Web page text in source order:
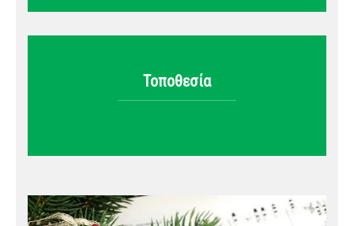
Τοποθεσία